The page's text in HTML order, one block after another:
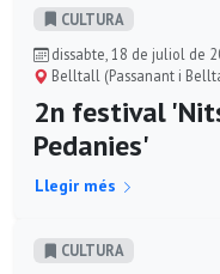
CULTURA
dissabte, 18 de juliol de
Belltall (Passanant i
2n festival
Pedanies'
Llegir més
CULTURA